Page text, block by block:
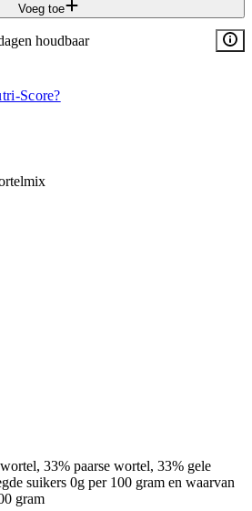
Voeg toe
houdbaar
Score?
33% paarse wortel, 33% gele
suikers 0g per 100 gram en waarvan
gram